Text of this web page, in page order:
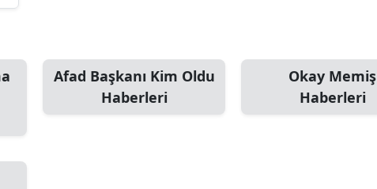
Afad Başkanı Kim Oldu
Haberleri
Okay Memiş
Haberleri